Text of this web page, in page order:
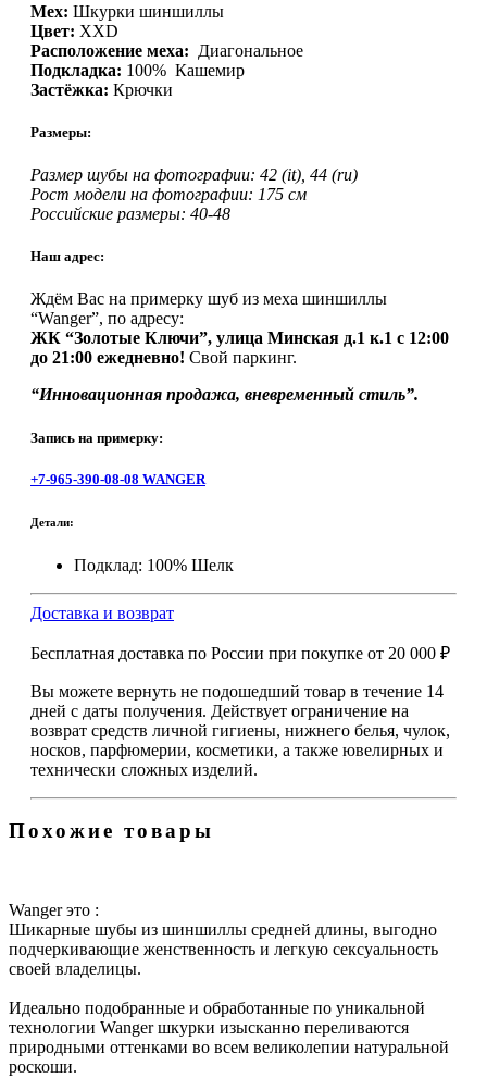
Мех: Шкурки шиншиллы
Цвет: XXD
Расположение меха: Диагональное
Подкладка: 100% Кашемир
Застёжка: Крючки
Размеры:
Размер шубы на фотографии: 42 (it), 44 (ru)
Рост модели на фотографии: 175 см
Российские размеры: 40-48
Наш адрес:
Ждём Вас на примерку шуб из меха шиншиллы
“Wanger”, по адресу:
ЖК “Золотые Ключи”, улица Минская д.1 к.1 с 12:00
до 21:00 ежедневно! Свой паркинг.
“Инновационная продажа, вневременный стиль”.
Запись на примерку:
+7-965-390-08-08 WANGER
Детали:
Подклад: 100% Шелк
Доставка и возврат
Бесплатная доставка по России при покупке от 20 000 ₽
Вы можете вернуть не подошедший товар в течение 14
дней с даты получения. Действует ограничение на
возврат средств личной гигиены, нижнего белья, чулок,
носков, парфюмерии, косметики, а также ювелирных и
технически сложных изделий.
Похожие товары
Wanger это :
Шикарные шубы из шиншиллы средней длины, выгодно
подчеркивающие женственность и легкую сексуальность
своей владелицы.
Идеально подобранные и обработанные по уникальной
технологии Wanger шкурки изысканно переливаются
природными оттенками во всем великолепии натуральной
роскоши.